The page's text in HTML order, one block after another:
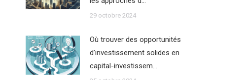
29 octobre 2024
Où trouver des opportunités
d’investissement solides en
capital-investissem…